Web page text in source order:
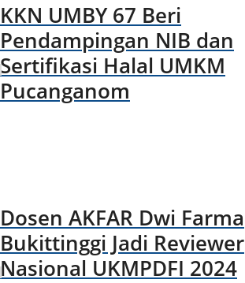
KKN UMBY 67 Beri
Pendampingan NIB dan
Sertifikasi Halal UMKM
Pucanganom
Dosen AKFAR Dwi Farma
Bukittinggi Jadi Reviewer
Nasional UKMPDFI 2024